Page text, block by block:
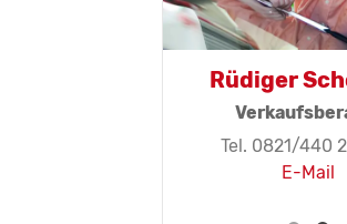
Thomas Mohr
Geschäftsleitung, KFZ-